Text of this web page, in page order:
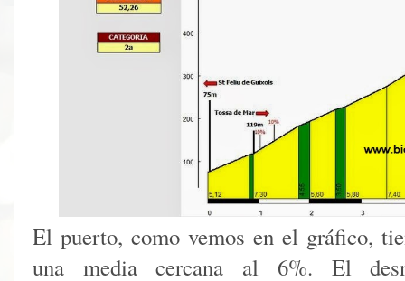
El puerto, como vemos en el gráfico,
una media cercana al 6%. El